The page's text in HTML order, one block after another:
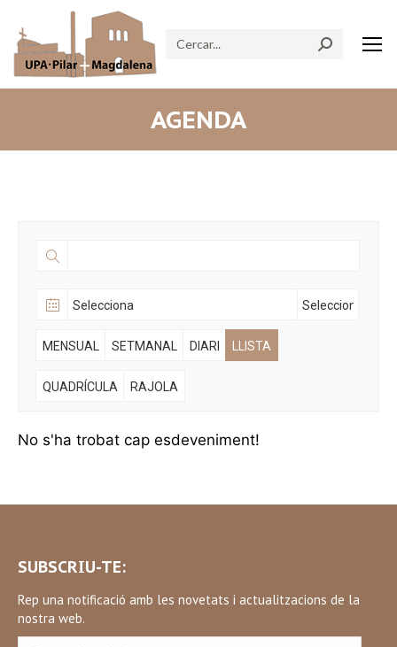
Search:
AGENDA
MENSUAL SETMANAL DIARI LLISTA
QUADRÍCULA RAJOLA
No s'ha trobat cap esdeveniment!
SUBSCRIU-TE:
Rep una notificació amb les novetats i actualitzacions de la
nostra web.